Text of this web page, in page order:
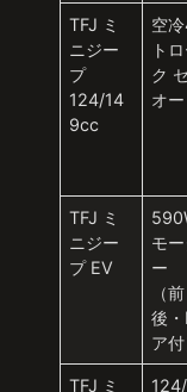
TFJ ミ
ニジー
プ
124/14
9cc
空
ト
ク
オー
TFJ ミ
ニジー
プ EV
モー
ー
（
後
ア付
TFJ ミ